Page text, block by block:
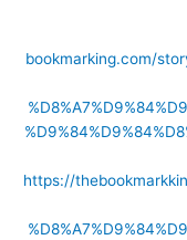
bookmarking.com/
https://